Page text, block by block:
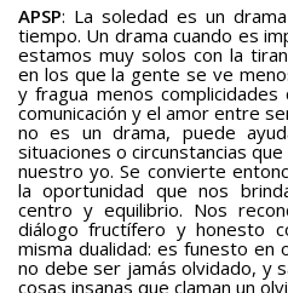
APSP: La soledad es un
tiempo. Un drama cuando es
estamos muy solos con la
en los que la gente se ve
y fragua menos
comunicación y el amor entre
no es un drama, puede
situaciones o circunstancias
nuestro yo. Se convierte
la oportunidad que nos
centro y equilibrio. Nos
diálogo fructífero y honesto
misma dualidad: es funesto en
no debe ser jamás olvidado, y
cosas insanas que claman un